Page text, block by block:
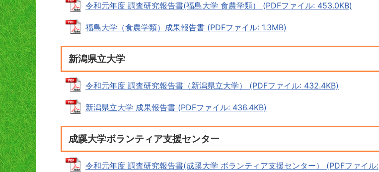
令和元年度 調査研究報告書(福島大学 食農学類） (PDFファイル: 453.0KB)
福島大学（食農学類）成果報告書 (PDFファイル: 1.3MB)
新潟県立大学
令和元年度 調査研究報告書（新潟県立大学） (PDFファイル: 432.4KB)
新潟県立大学 成果報告書 (PDFファイル: 436.4KB)
成蹊大学ボランティア支援センター
令和元年度 調査研究報告書(成蹊大学 ボランティア支援センター） (PDFファイル: